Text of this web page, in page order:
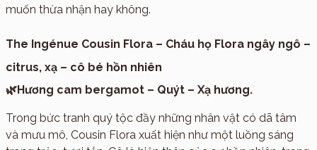
muốn thừa nhận hay không.
The Ingénue Cousin Flora – Cháu họ Flora ngây ngô –
citrus, xạ – cô bé hồn nhiên
🌿Hương cam bergamot – Quýt – Xạ hương.
Trong bức tranh quý tộc đầy những nhân vật có dã tâm
và mưu mô, Cousin Flora xuất hiện như một luồng sáng